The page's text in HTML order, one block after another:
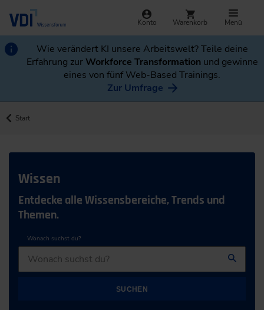
Konto Warenkorb Menü
Wie verändert KI unsere Arbeitswelt? Teile deine
Erfahrung zurWorkforce Transformation und gewinne
eines von fünf Web-Based Trainings.
Zur Umfrage
Start
Wissen
Entdecke alle Wissensbereiche, Trends und
Themen.
Wonach suchst du?
SUCHEN